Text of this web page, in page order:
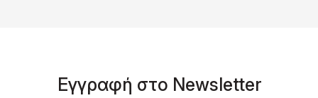
Eγγραφή στο Νewsletter